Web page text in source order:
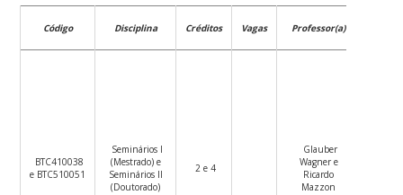
Código Disciplina Créditos Vagas Professor(a)
BTC410038
e BTC510051
Seminários I
(Mestrado) e
Seminários II
(Doutorado)
2 e 4
Glauber
Wagner e
Ricardo
Mazzon